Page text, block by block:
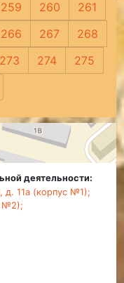
259 260
261
266 267
268
273 274
275
деятельности:
д. 11а (корпус №1);
№2);